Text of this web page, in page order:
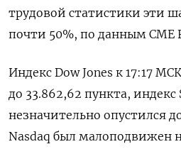
трудовой статистики эти
почти 50%, по данным CME
Индекс Dow Jones к 17:17
до 33.862,62 пункта, индекс
незначительно опустился
Nasdaq был малоподвижен